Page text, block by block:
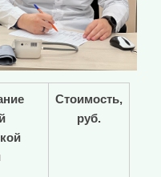
Стоимость,
руб.